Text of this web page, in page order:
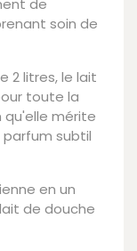
soin de
2 litres, le lait
toute la
qu'elle mérite
subtil
en un
de douche